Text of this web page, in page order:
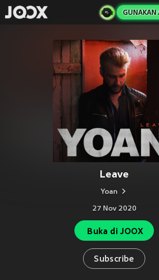
GUNAKAN
Leave
Yoan
27 Nov 2020
Buka di JOOX
Subscribe